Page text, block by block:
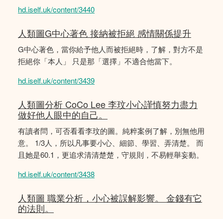
hd.iself.uk/content/3440
人類圖G中心著色 接納被拒絕 感情關係提升
G中心著色，當你給予他人而被拒絕時，了解，對方不是
拒絕你「本人」 只是那「選擇」不適合他當下。
hd.iself.uk/content/3439
人類圖分析 CoCo Lee 李玟小心謹慎努力盡力
做好他人眼中的自己。
有讀者問，可否看看李玟的圖。純粹案例了解，別無他用
意。 1/3人，所以凡事要小心、細節、學習、弄清楚。 而
且她是60.1，更追求清清楚楚，守規則，不易輕舉妄動。
hd.iself.uk/content/3438
人類圖 職業分析，小心被誤解影響。 金錢有它
的法則。